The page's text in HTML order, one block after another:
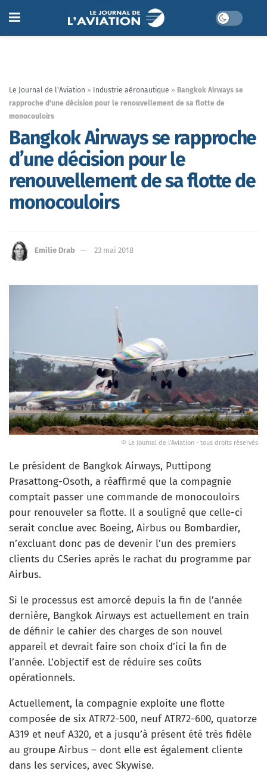
Le Journal de l'Aviation » Industrie aéronautique » Bangkok Airways se
rapproche d’une décision pour le renouvellement de sa flotte de
monocouloirs
Bangkok Airways se rapproche
d’une décision pour le
renouvellement de sa flotte de
monocouloirs
Emilie Drab 23 mai 2018
© Le Journal de l'Aviation - tous droits réservés
Le président de Bangkok Airways, Puttipong
Prasattong-Osoth, a réaffirmé que la compagnie
comptait passer une commande de monocouloirs
pour renouveler sa flotte. Il a souligné que celle-ci
serait conclue avec Boeing, Airbus ou Bombardier,
n’excluant donc pas de devenir l’un des premiers
clients du CSeries après le rachat du programme par
Airbus.
Si le processus est amorcé depuis la fin de l’année
dernière, Bangkok Airways est actuellement en train
de définir le cahier des charges de son nouvel
appareil et devrait faire son choix d’ici la fin de
l’année. L’objectif est de réduire ses coûts
opérationnels.
Actuellement, la compagnie exploite une flotte
composée de six ATR72-500, neuf ATR72-600, quatorze
A319 et neuf A320, et a jusqu’à présent été très fidèle
au groupe Airbus – dont elle est également cliente
dans les services, avec Skywise.